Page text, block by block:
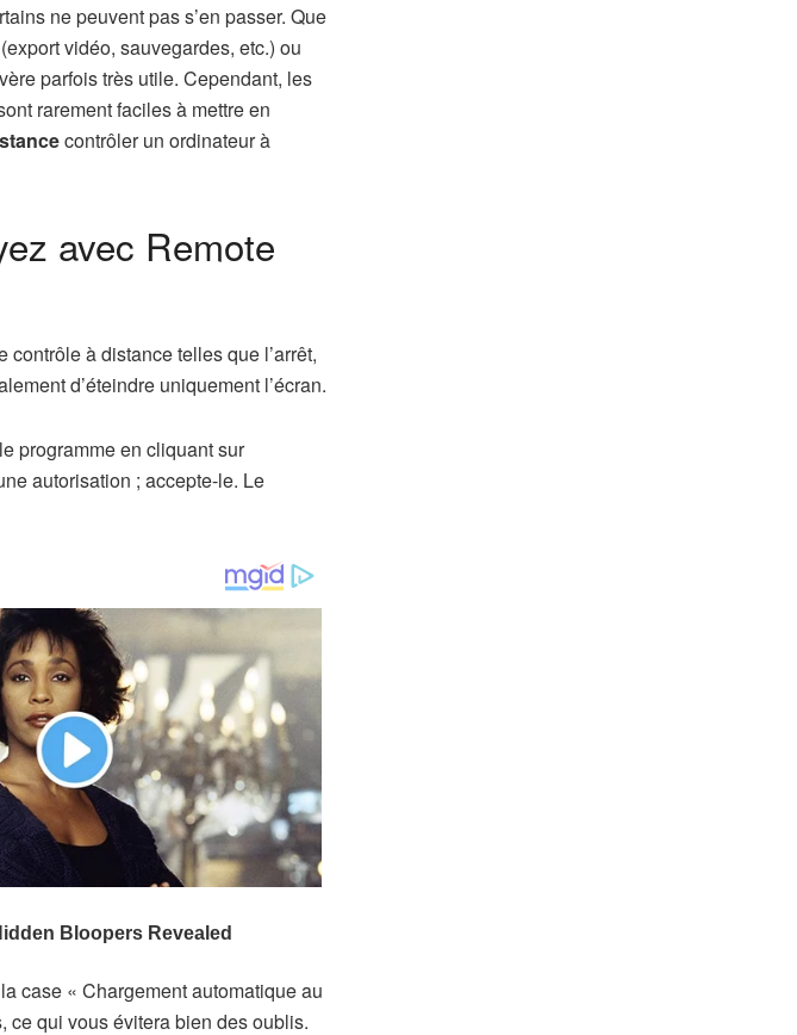
ne peuvent pas s’en passer. Que
vidéo, sauvegardes, etc.) ou
parfois très utile. Cependant, les
rarement faciles à mettre en
contrôler un ordinateur à
avec Remote
à distance telles que l’arrêt,
d’éteindre uniquement l’écran.
programme en cliquant sur
autorisation ; accepte-le. Le
case « Chargement automatique au
ce qui vous évitera bien des oublis.